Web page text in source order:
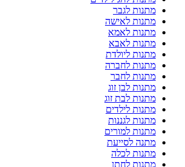
מתנות לגבר
מתנות לאישה
מתנות לאמא
מתנות לאבא
מתנות ליולדת
מתנות לחברה
מתנות לחבר
מתנות לבן זוג
מתנות לבת זוג
מתנות לילדים
מתנות לגננות
מתנות למורים
מתנה לסייעת
מתנות לכלה
מתנות לחתן